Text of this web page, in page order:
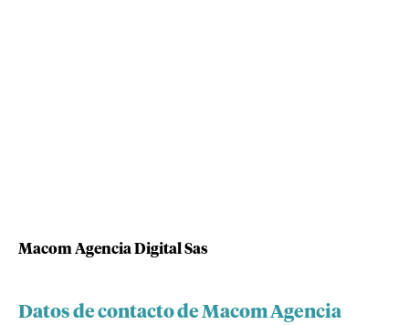
Macom Agencia Digital Sas
Datos de contacto de Macom Agencia